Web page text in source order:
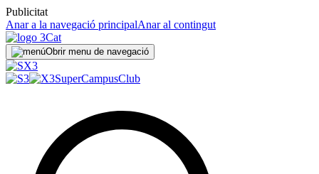
Publicitat
Anar a la navegació principalAnar al contingut
Obrir menu de navegació
SuperCampusClub